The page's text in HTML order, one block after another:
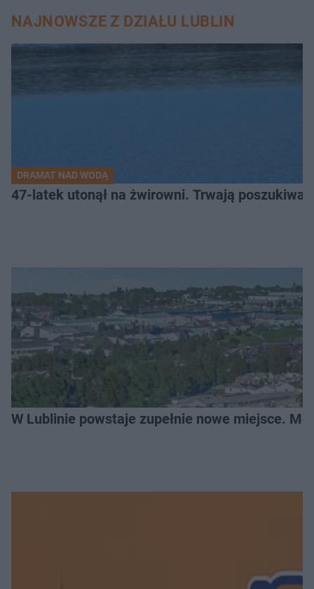
NAJNOWSZE Z DZIAŁU LUBLIN
DRAMAT NAD WODĄ
47-latek utonął na żwirowni. Trwają
W Lublinie powstaje zupełnie nowe miejsce.